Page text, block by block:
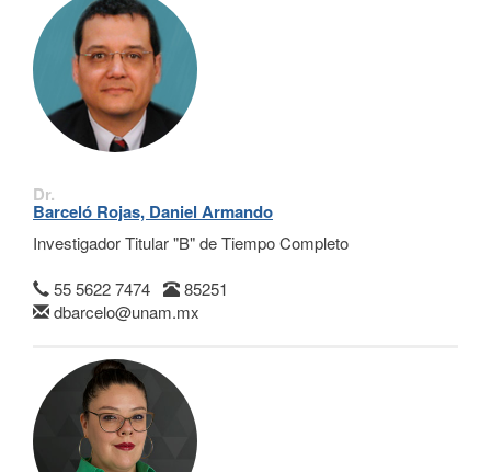
Dr.
Barceló Rojas, Daniel Armando
Investigador Titular "B" de Tiempo Completo
55 5622 7474
85251
dbarcelo@unam.mx